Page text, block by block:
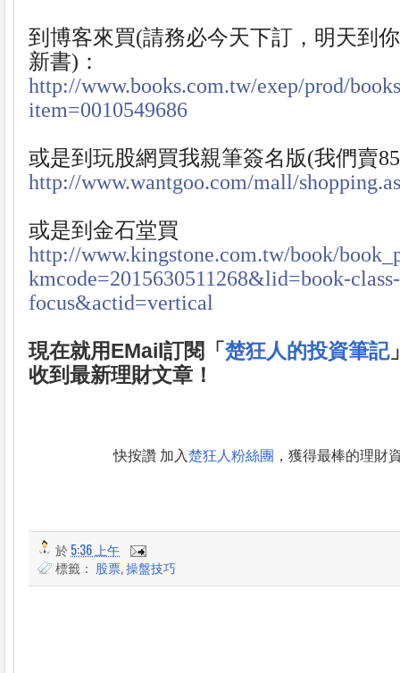
到博客來買(請務必今天下訂，明天到
新書)：
http://www.books.com.tw/exep/prod/
item=0010549686
或是到玩股網買我親筆簽名版(我們賣
http://www.wantgoo.com/mall/
或是到金石堂買
http://www.kingstone.com.tw/book/
kmcode=2015630511268&lid=book-
focus&actid=vertical
現在就用EMail訂閱「楚狂人的投資筆記
收到最新理財文章！
快按讚 加入楚狂人粉絲團 ，獲得最棒的理財
於5:36 上午
標籤： 股票,操盤技巧